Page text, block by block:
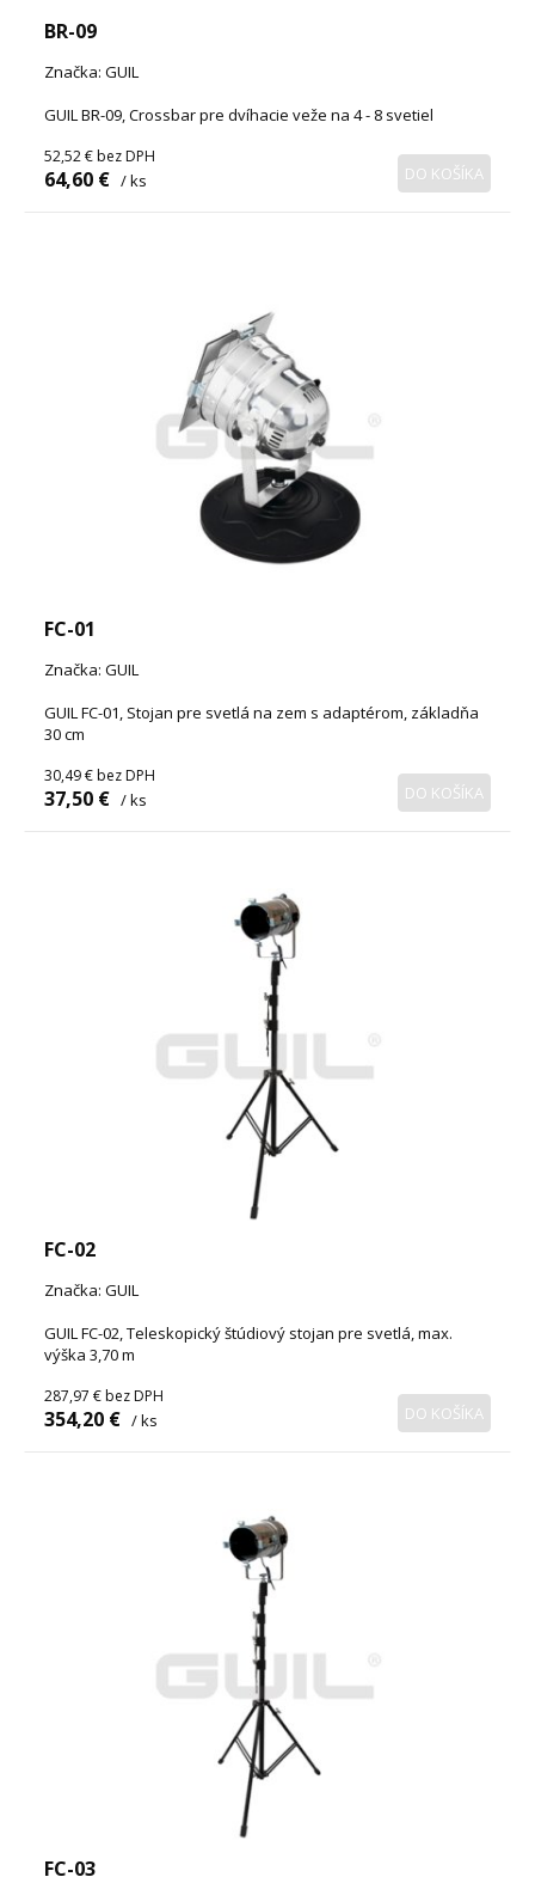
BR-09
Značka: GUIL
GUIL BR-09, Crossbar pre dvíhacie veže na 4 - 8 svetiel
52,52 € bez DPH
64,60 € / ks DO KOŠÍKA
FC-01
Značka: GUIL
GUIL FC-01, Stojan pre svetlá na zem s adaptérom, základňa
30 cm
30,49 € bez DPH
37,50 € / ks DO KOŠÍKA
FC-02
Značka: GUIL
GUIL FC-02, Teleskopický štúdiový stojan pre svetlá, max.
výška 3,70 m
287,97 € bez DPH
354,20 € / ks DO KOŠÍKA
FC-03